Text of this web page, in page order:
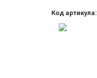
Код артикула: